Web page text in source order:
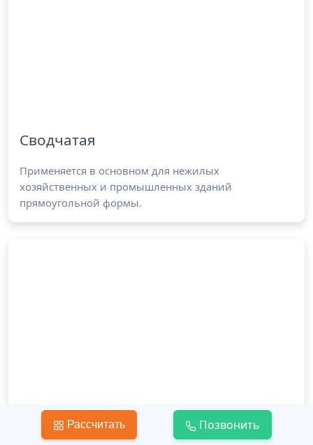
Сводчатая
Применяется в основном для нежилых
хозяйственных и промышленных зданий
прямоугольной формы.
Рассчитать Позвонить